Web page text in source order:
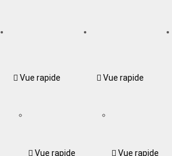
Vue rapide
Vue rapide
Vue rapide
Vue rapide